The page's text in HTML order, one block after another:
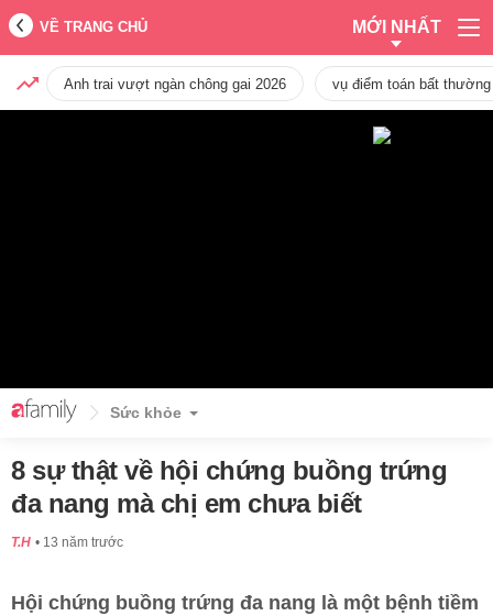
VỀ TRANG CHỦ MỚI NHẤT
Anh trai vượt ngàn chông gai 2026 vụ điểm toán bất
Sức khỏe
8 sự thật về hội chứng buồng trứng
đa nang mà chị em chưa biết
T.H 13 năm trước
Hội chứng buồng trứng đa nang là một bệnh tiềm